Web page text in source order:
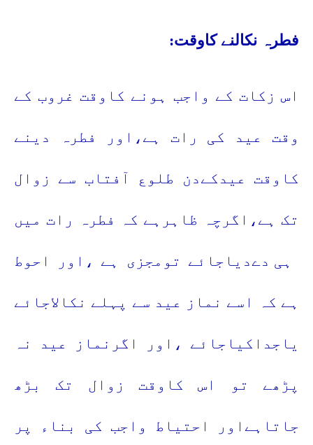
فطرہ نکالنے کاوقت:
اس زکات کے واجب ہونے کاوقت غروب کے
وقت عید کی رات ہے،اور فطرہ دینے
کاوقت عیدکےدن طلوع آفتاب سے زوال
تک ہے،اگرچہ ظاہرہے کہ فطرہ رات میں
ہی دےدیاجائے تومجزی ہے ،اور احوط
ہے کہ اسے نماز عید سے پہلے نکالاجائے
یاجداکیاجائے ،اور اگرنماز عید نہ
پڑھے تو اس کاوقت زوال تک بڑھ
جاتاہےاور احتیاط واجب کی بناء پر